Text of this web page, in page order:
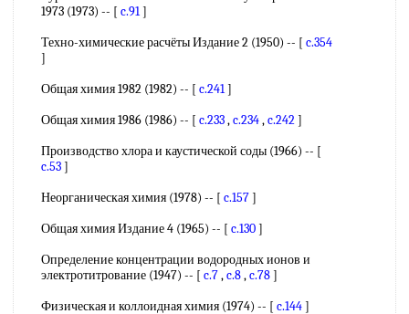
1973 (1973) -- [ c.91]
Техно-химические расчёты Издание 2 (1950) -- [ c.354
]
Общая химия 1982 (1982) -- [ c.241]
Общая химия 1986 (1986) -- [ c.233,c.234,c.242]
Производство хлора и каустической соды (1966) -- [
c.53]
Неорганическая химия (1978) -- [ c.157]
Общая химия Издание 4 (1965) -- [ c.130]
Определение концентрации водородных ионов и
электротитрование (1947) -- [ c.7,c.8,c.78]
Физическая и коллоидная химия (1974) -- [ c.144]